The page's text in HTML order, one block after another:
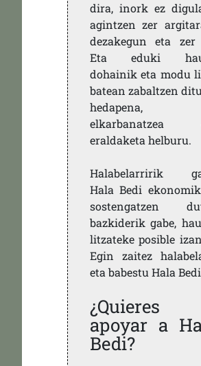
dira, inork ez
agintzen zer
dezakegun eta zer
Eta eduki
dohainik eta modu
batean zabaltzen
hedapena,
elkarbanatzea
eraldaketa helburu.
Halabelarririk
Hala Bedi
sostengatzen
bazkiderik gabe,
litzateke posible
Egin zaitez
eta babestu Hala
¿Quieres
apoyar a
Bedi?